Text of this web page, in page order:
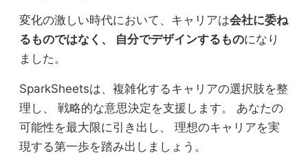
変化の激しい時代において、キャリアは会社に委ね
るものではなく、 自分でデザインするものになり
ました。
SparkSheetsは、複雑化するキャリアの選択肢を整
理し、 戦略的な意思決定を支援します。 あなたの
可能性を最大限に引き出し、 理想のキャリアを実
現する第一歩を踏み出しましょう。